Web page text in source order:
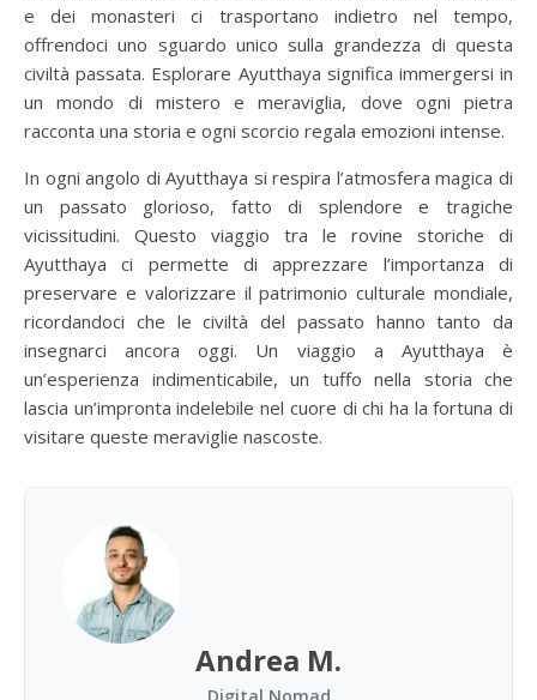
e dei monasteri ci trasportano indietro nel tempo,
offrendoci uno sguardo unico sulla grandezza di questa
civiltà passata. Esplorare Ayutthaya significa immergersi in
un mondo di mistero e meraviglia, dove ogni pietra
racconta una storia e ogni scorcio regala emozioni intense.
In ogni angolo di Ayutthaya si respira l’atmosfera magica di
un passato glorioso, fatto di splendore e tragiche
vicissitudini. Questo viaggio tra le rovine storiche di
Ayutthaya ci permette di apprezzare l’importanza di
preservare e valorizzare il patrimonio culturale mondiale,
ricordandoci che le civiltà del passato hanno tanto da
insegnarci ancora oggi. Un viaggio a Ayutthaya è
un’esperienza indimenticabile, un tuffo nella storia che
lascia un’impronta indelebile nel cuore di chi ha la fortuna di
visitare queste meraviglie nascoste.
Andrea M.